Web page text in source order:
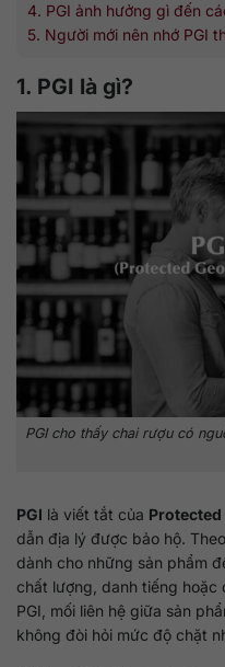
4. PGI ảnh hưởng gì đến
5. Người mới nên nhớ PGI
1. PGI là gì?
PGI cho thấy chai rượu có
PGI là viết tắt của
dẫn địa lý được bảo hộ.
dành cho những sản phẩm
chất lượng, danh tiếng hoặc
PGI, mối liên hệ giữa sản
không đòi hỏi mức độ chặt